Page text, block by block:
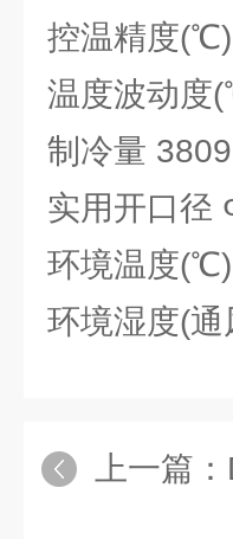
控温精度
温度波动度
制冷量
实用开口径
环境温度
环境湿度(通
上一篇：